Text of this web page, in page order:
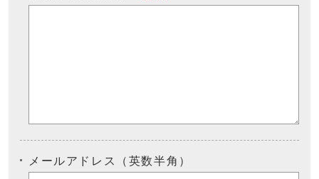
メールアドレス（英数半角）